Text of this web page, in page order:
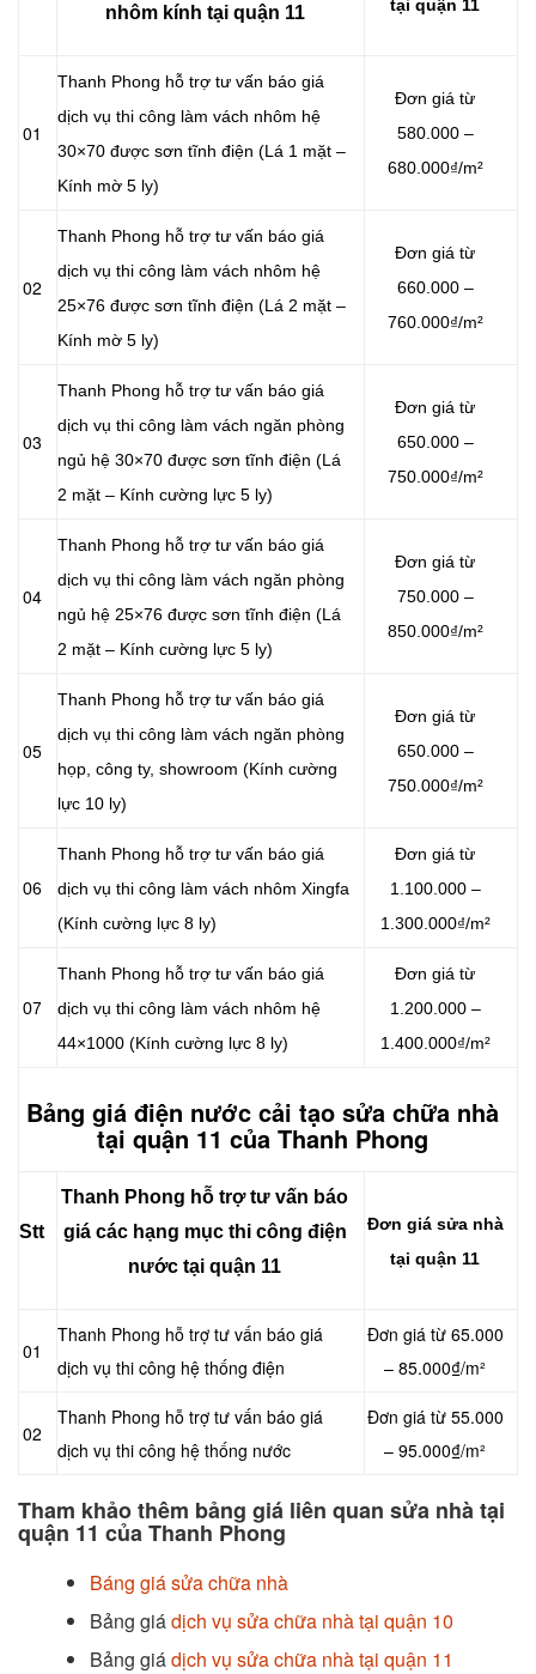
nhôm kính tại quận 11 tại quận 11
01
Thanh Phong hỗ trợ tư vấn báo giá
dịch vụ thi công làm vách nhôm hệ
30×70 được sơn tĩnh điện (Lá 1 mặt –
Kính mờ 5 ly)
Đơn giá từ
580.000 –
680.000₫/m²
02
Thanh Phong hỗ trợ tư vấn báo giá
dịch vụ thi công làm vách nhôm hệ
25×76 được sơn tĩnh điện (Lá 2 mặt –
Kính mờ 5 ly)
Đơn giá từ
660.000 –
760.000₫/m²
03
Thanh Phong hỗ trợ tư vấn báo giá
dịch vụ thi công làm vách ngăn phòng
ngủ hệ 30×70 được sơn tĩnh điện (Lá
2 mặt – Kính cường lực 5 ly)
Đơn giá từ
650.000 –
750.000₫/m²
04
Thanh Phong hỗ trợ tư vấn báo giá
dịch vụ thi công làm vách ngăn phòng
ngủ hệ 25×76 được sơn tĩnh điện (Lá
2 mặt – Kính cường lực 5 ly)
Đơn giá từ
750.000 –
850.000₫/m²
05
Thanh Phong hỗ trợ tư vấn báo giá
dịch vụ thi công làm vách ngăn phòng
họp, công ty, showroom (Kính cường
lực 10 ly)
Đơn giá từ
650.000 –
750.000₫/m²
06
Thanh Phong hỗ trợ tư vấn báo giá
dịch vụ thi công làm vách nhôm Xingfa
(Kính cường lực 8 ly)
Đơn giá từ
1.100.000 –
1.300.000₫/m²
07
Thanh Phong hỗ trợ tư vấn báo giá
dịch vụ thi công làm vách nhôm hệ
44×1000 (Kính cường lực 8 ly)
Đơn giá từ
1.200.000 –
1.400.000₫/m²
Bảng giá điện nước cải tạo sửa chữa nhà
tại quận 11 của Thanh Phong
Stt
Thanh Phong hỗ trợ tư vấn báo
giá các hạng mục thi công điện
nước tại quận 11
Đơn giá sửa nhà
tại quận 11
01
Thanh Phong hỗ trợ tư vấn báo giá
dịch vụ thi công hệ thống điện
Đơn giá từ 65.000
– 85.000₫/m²
02
Thanh Phong hỗ trợ tư vấn báo giá
dịch vụ thi công hệ thống nước
Đơn giá từ 55.000
– 95.000₫/m²
Tham khảo thêm bảng giá liên quan sửa nhà tại
quận 11 của Thanh Phong
Báng giá sửa chữa nhà
Bảng giádịch vụ sửa chữa nhà tại quận 10
Bảng giádịch vụ sửa chữa nhà tại quận 11